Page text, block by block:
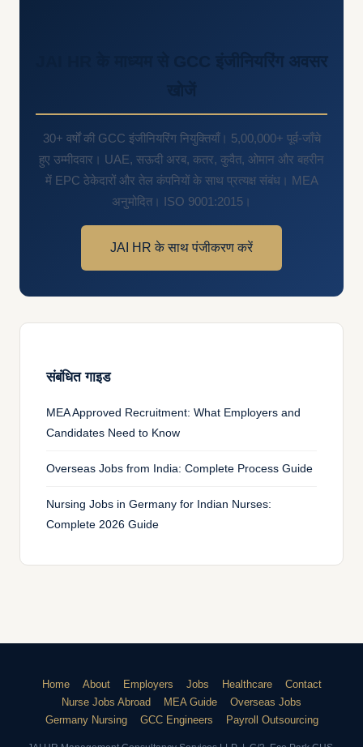
JAI HR के माध्यम से GCC इंजीनियरिंग अवसर
30+ वर्षों की GCC इंजीनियरिंग नियुक्तियाँ। 5,00,000+ पूर्व-जाँचे
हुए उम्मीदवार। UAE, सऊदी अरब, कतर, कुवैत, ओमान और बहरीन
में EPC ठेकेदारों और तेल कंपनियों के साथ प्रत्यक्ष संबंध। MEA
अनुमोदित। ISO 9001:2015।
JAI HR के साथ पंजीकरण करें
संबंधित गाइड
MEA Approved Recruitment: What Employers and
Candidates Need to Know
Overseas Jobs from India: Complete Process Guide
Nursing Jobs in Germany for Indian Nurses:
Complete 2026 Guide
Home About Employers Jobs Healthcare
Contact
Nurse Jobs Abroad
MEA Guide
Overseas Jobs
Germany Nursing
GCC Engineers Payroll Outsourcing